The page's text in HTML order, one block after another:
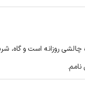
روزانه است و گاه،